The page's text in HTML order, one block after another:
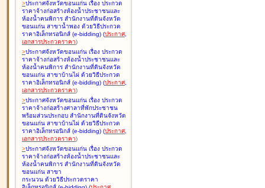
>ประกาศจังหวัดขอนแก่น เรื่อง ประกวด
ราคาจ้างก่อสร้างห้องน้ำประชาชนและ
ห้องน้ำคนพิการ สำนักงานที่ดินจังหวัด
ขอนแก่น สาขาน้ำพอง ด้วยวิธีประกวด
ราคาอิเล็กทรอนิกส์ (e-bidding) (ประกาศ,
เอกสารประกวดราคา)
>ประกาศจังหวัดขอนแก่น เรื่อง ประกวด
ราคาจ้างก่อสร้างห้องน้ำประชาชนและ
ห้องน้ำคนพิการ สำนักงานที่ดินจังหวัด
ขอนแก่น สาขาบ้านไผ่ ด้วยวิธีประกวด
ราคาอิเล็กทรอนิกส์ (e-bidding) (ประกาศ,
เอกสารประกวดราคา)
>ประกาศจังหวัดขอนแก่น เรื่อง ประกวด
ราคาจ้างก่อสร้างศาลาที่พักประชาชน
พร้อมส่วนประกอบ สำนักงานที่ดินจังหวัด
ขอนแก่น สาขาบ้านไผ่ ด้วยวิธีประกวด
ราคาอิเล็กทรอนิกส์ (e-bidding) (ประกาศ,
เอกสารประกวดราคา)
>ประกาศจังหวัดขอนแก่น เรื่อง ประกวด
ราคาจ้างก่อสร้างห้องน้ำประชาชนและ
ห้องน้ำคนพิการ สำนักงานที่ดินจังหวัด
ขอนแก่น สาขา
กระนวน ด้วยวิธีประกวดราคา